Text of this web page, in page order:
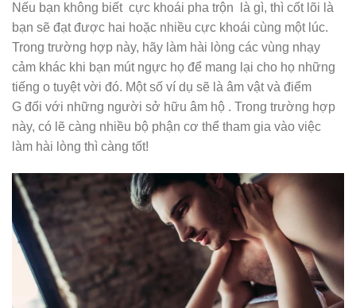
Nếu bạn không biết cực khoái pha trộn là gì, thì cốt lõi là
bạn sẽ đạt được hai hoặc nhiều cực khoái cùng một lúc.
Trong trường hợp này, hãy làm hài lòng các vùng nhạy
cảm khác khi bạn mút ngực họ để mang lại cho họ những
tiếng o tuyệt vời đó. Một số ví dụ sẽ là âm vật và điểm
G đối với những người sở hữu âm hộ . Trong trường hợp
này, có lẽ càng nhiều bộ phận cơ thể tham gia vào việc
làm hài lòng thì càng tốt!